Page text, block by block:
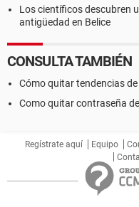
Los científicos descubren
antigüedad en Belice
CONSULTA TAMBIÉN
Cómo quitar tendencias
Como quitar contraseña
Regístrate aquí Equipo